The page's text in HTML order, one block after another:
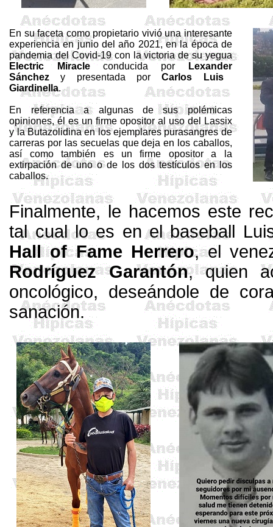
En su faceta como propietario vivió una interesante
experiencia en junio del año 2021, en la época de
pandemia del Covid-19 con la victoria de su yegua
Electric
Miracleconducida por
Lexander
Sánchez y presentada porCarlos Luis
Giardinella.
En referencia a algunas de sus polémicas
opiniones, él es un firme opositor al uso del Lassix
y laButazolidinaen los ejemplares purasangres de
carreras por las secuelas que deja en los caballos,
así como también es un firme opositor a la
extirpación de uno o de los dos testículos en los
caballos.
Finalmente, le hacemos este
tal cual lo es en el baseball
Hall ofFame Herrero, el
RodríguezGarantón, quien
oncológico, deseándole de
sanación.